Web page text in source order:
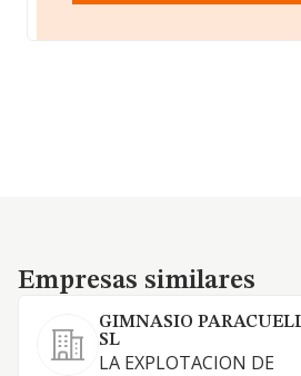
Empresas similares
Empresas similares
GIMNASIO
SL
LA EXPLOTACION DE